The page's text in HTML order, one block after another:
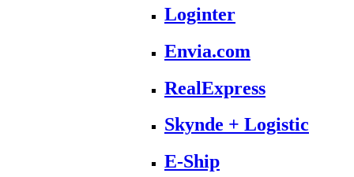
Loginter
Envia.com
RealExpress
Skynde + Logistic
E-Ship